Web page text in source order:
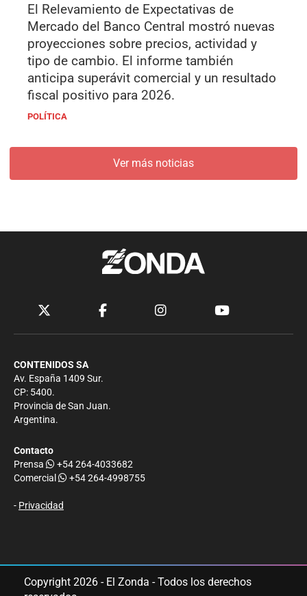
El Relevamiento de Expectativas de
Mercado del Banco Central mostró nuevas
proyecciones sobre precios, actividad y
tipo de cambio. El informe también
anticipa superávit comercial y un resultado
fiscal positivo para 2026.
POLÍTICA
Ver más noticias
CONTENIDOS SA
Av. España 1409 Sur.
CP: 5400.
Provincia de San Juan.
Argentina.
Contacto
Prensa
+54 264-4033682
Comercial
+54 264-4998755
- Privacidad
Copyright 2026 - El Zonda - Todos los derechos